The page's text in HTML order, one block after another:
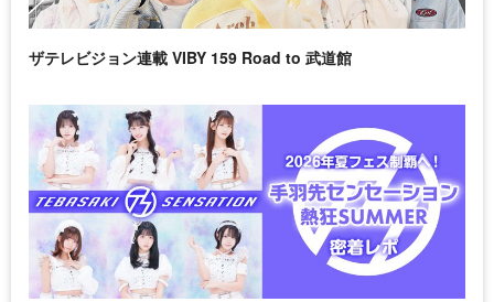
ザテレビジョン連載 VIBY 159 Road to 武道館